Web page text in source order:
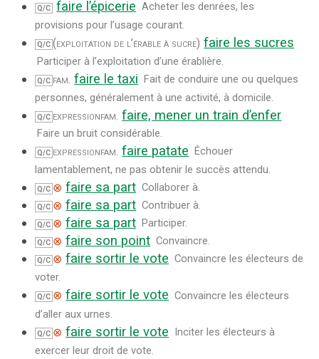
Q/C faire l’épicerie Acheter les denrées, les
provisions pour l’usage courant.
Q/C (exploitation de l’érable à sucre) faire les sucres
Participer à l’exploitation d’une érablière.
Q/C fam. faire le taxi Fait de conduire une ou quelques
personnes, généralement à une activité, à domicile.
Q/C expressionfam. faire, mener un train d’enfer
Faire un bruit considérable.
Q/C expressionfam. faire patate Échouer
lamentablement, ne pas obtenir le succès attendu.
Q/C ⊗ faire sa part Collaborer à.
Q/C ⊗ faire sa part Contribuer à.
Q/C ⊗ faire sa part Participer.
Q/C ⊗ faire son point Convaincre.
Q/C ⊗ faire sortir le vote Convaincre les électeurs de
voter.
Q/C ⊗ faire sortir le vote Convaincre les électeurs
d’aller aux urnes.
Q/C ⊗ faire sortir le vote Inciter les électeurs à
exercer leur droit de vote.